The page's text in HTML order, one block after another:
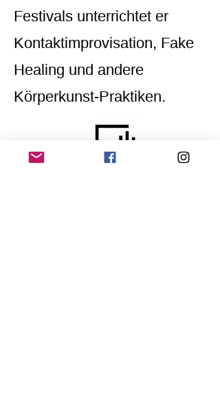
Festivals unterrichtet er
Kontaktimprovisation, Fake
Healing und andere
Körperkunst-Praktiken.